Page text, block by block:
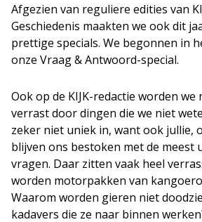
Afgezien van reguliere edities van
Geschiedenis maakten we ook dit
prettige specials. We begonnen in
onze Vraag & Antwoord-special.
Ook op de KIJK-redactie worden we
verrast door dingen die we niet
zeker niet uniek in, want ook jullie,
blijven ons bestoken met de meest
vragen. Daar zitten vaak heel
worden motorpakken van
Waarom worden gieren niet
kadavers die ze naar binnen